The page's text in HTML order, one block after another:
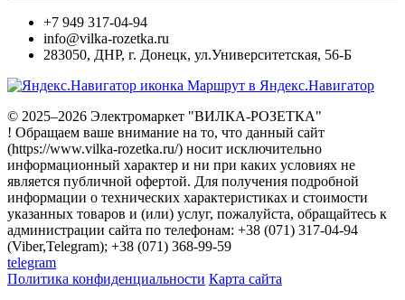
+7 949 317-04-94
info@vilka-rozetka.ru
283050, ДНР, г. Донецк, ул.Университетская, 56-Б
Маршрут в Яндекс.Навигатор
© 2025–2026 Электромаркет "ВИЛКА-РОЗЕТКА"
! Обращаем ваше внимание на то, что данный сайт
(https://www.vilka-rozetka.ru/) носит исключительно
информационный характер и ни при каких условиях не
является публичной офертой. Для получения подробной
информации о технических характеристиках и стоимости
указанных товаров и (или) услуг, пожалуйста, обращайтесь к
администрации сайта по телефонам: +38 (071) 317-04-94
(Viber,Telegram); +38 (071) 368-99-59
telegram
Политика конфиденциальности Карта сайта